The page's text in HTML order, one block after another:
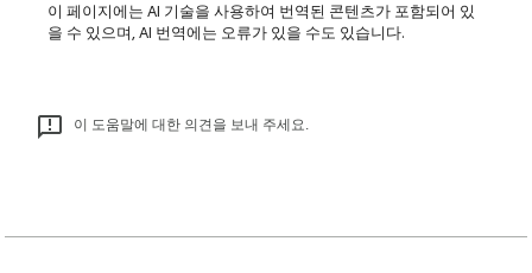
이 페이지에는 AI 기술을 사용하여 번역된 콘텐츠가 포함되어 있
을 수 있으며, AI 번역에는 오류가 있을 수도 있습니다.
이 도움말에 대한 의견을 보내 주세요.